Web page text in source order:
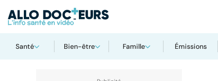
Santé Bien-être Famille Émissions